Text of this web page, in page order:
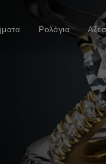
Ρολόγια